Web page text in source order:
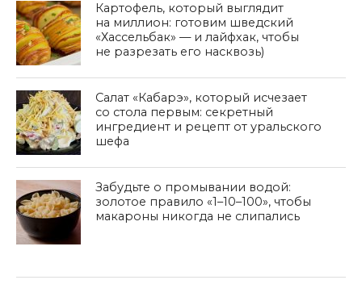
Картофель, который выглядит
на миллион: готовим шведский
«Хассельбак» — и лайфхак, чтобы
не разрезать его насквозь)
Салат «Кабарэ», который исчезает
со стола первым: секретный
ингредиент и рецепт от уральского
шефа
Забудьте о промывании водой:
золотое правило «1–10–100», чтобы
макароны никогда не слипались